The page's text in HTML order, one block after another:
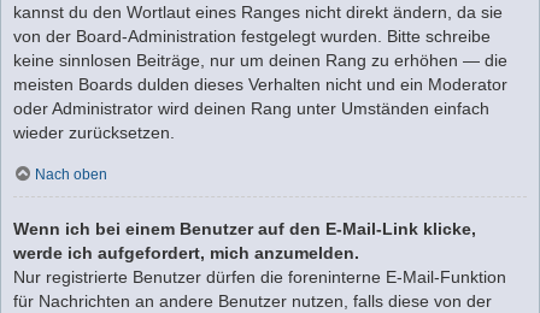
kannst du den Wortlaut eines Ranges nicht direkt ändern, da sie
von der Board-Administration festgelegt wurden. Bitte schreibe
keine sinnlosen Beiträge, nur um deinen Rang zu erhöhen — die
meisten Boards dulden dieses Verhalten nicht und ein Moderator
oder Administrator wird deinen Rang unter Umständen einfach
wieder zurücksetzen.
Nach oben
Wenn ich bei einem Benutzer auf den E-Mail-Link klicke,
werde ich aufgefordert, mich anzumelden.
Nur registrierte Benutzer dürfen die foreninterne E-Mail-Funktion
für Nachrichten an andere Benutzer nutzen, falls diese von der